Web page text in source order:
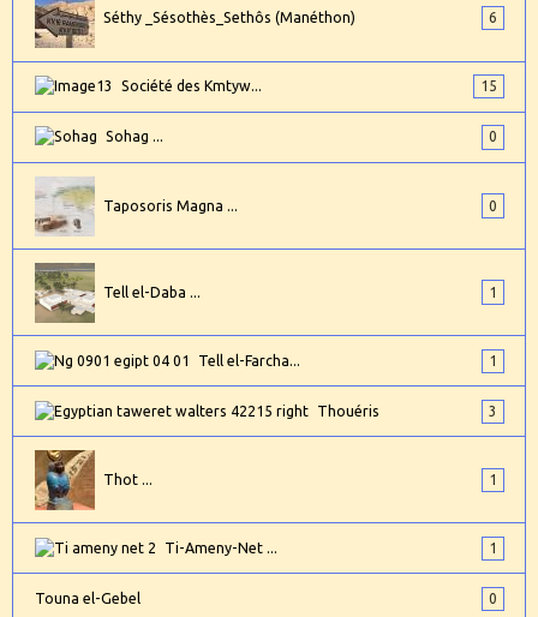
Séthy _Sésothès_Sethôs (Manéthon) 6
Société des Kmtyw... 15
Sohag ... 0
Taposoris Magna ... 0
Tell el-Daba ... 1
Tell el-Farcha... 1
Thouéris 3
Thot ... 1
Ti-Ameny-Net ... 1
Touna el-Gebel 0